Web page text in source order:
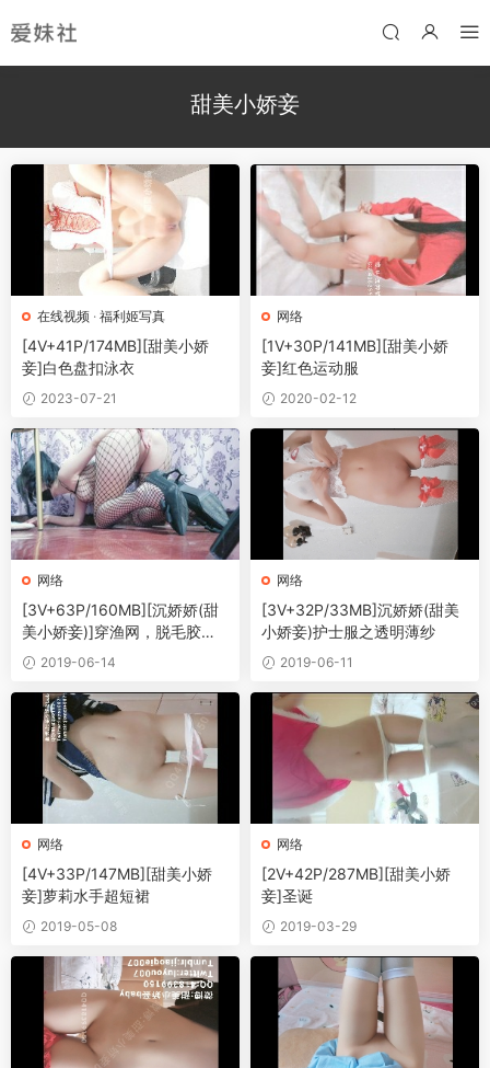
甜美小娇妾
在线视频 · 福利姬写真
[4V+41P/174MB][甜美小娇
妾]白色盘扣泳衣
2023-07-21
网络
[1V+30P/141MB][甜美小娇
妾]红色运动服
2020-02-12
网络
[3V+63P/160MB][沉娇娇(甜
美小娇妾)]穿渔网，脱毛胶把
下体都撕红了
2019-06-14
网络
[3V+32P/33MB]沉娇娇(甜美
小娇妾)护士服之透明薄纱
2019-06-11
网络
[4V+33P/147MB][甜美小娇
妾]萝莉水手超短裙
2019-05-08
网络
[2V+42P/287MB][甜美小娇
妾]圣诞
2019-03-29